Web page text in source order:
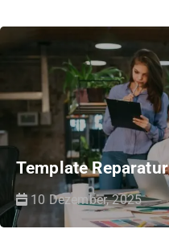
Template Reparatur
10 Dezember, 2025